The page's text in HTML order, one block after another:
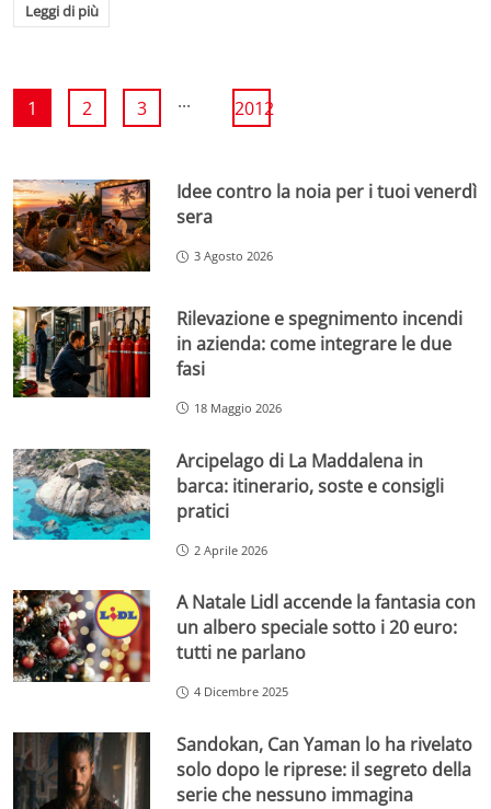
Leggi di più
1 2 3 ... 2012
Idee contro la noia per i tuoi venerdì
sera
3 Agosto 2026
Rilevazione e spegnimento incendi
in azienda: come integrare le due
fasi
18 Maggio 2026
Arcipelago di La Maddalena in
barca: itinerario, soste e consigli
pratici
2 Aprile 2026
A Natale Lidl accende la fantasia con
un albero speciale sotto i 20 euro:
tutti ne parlano
4 Dicembre 2025
Sandokan, Can Yaman lo ha rivelato
solo dopo le riprese: il segreto della
serie che nessuno immagina